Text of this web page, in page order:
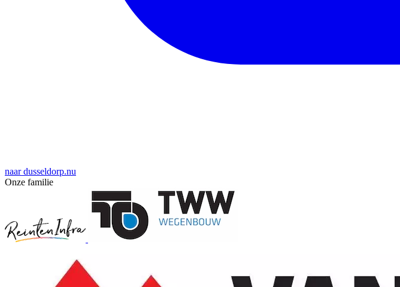
naar dusseldorp.nu
Onze familie